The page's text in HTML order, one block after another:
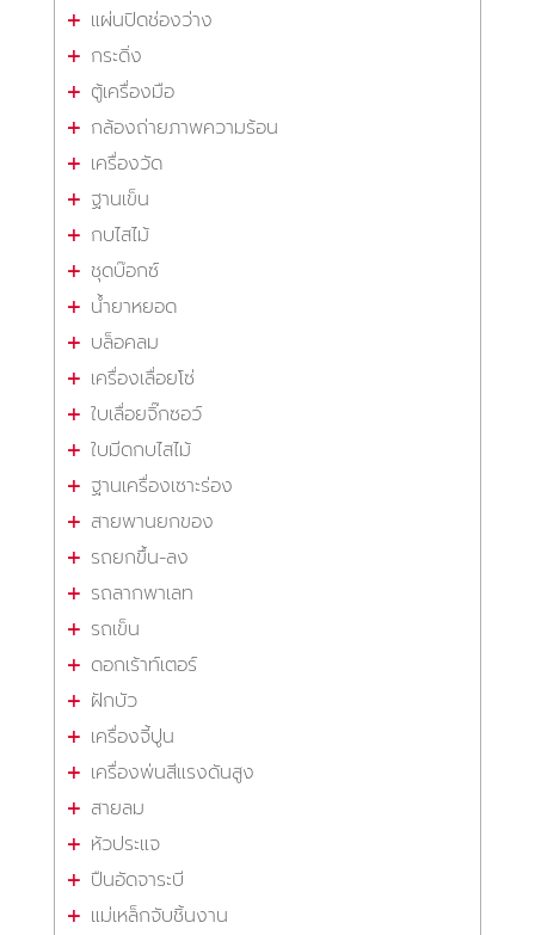
แผ่นปิดช่องว่าง
กระดิ่ง
ตู้เครื่องมือ
กล้องถ่ายภาพความร้อน
เครื่องวัด
ฐานเข็น
กบไสไม้
ชุดบ๊อกซ์
น้ำยาหยอด
บล็อคลม
เครื่องเลื่อยโซ่
ใบเลื่อยจิ๊กซอว์
ใบมีดกบไสไม้
ฐานเครื่องเซาะร่อง
สายพานยกของ
รถยกขึ้น-ลง
รถลากพาเลท
รถเข็น
ดอกเร้าท์เตอร์
ฝักบัว
เครื่องจี้ปูน
เครื่องพ่นสีแรงดันสูง
สายลม
หัวประแจ
ปืนอัดจาระบี
แม่เหล็กจับชิ้นงาน